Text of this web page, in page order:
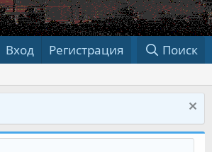
Вход Регистрация Поиск